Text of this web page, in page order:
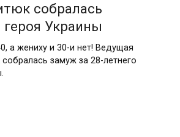
собралась
Украины
а жениху и 30-и нет! Ведущая
замуж за 28-летнего